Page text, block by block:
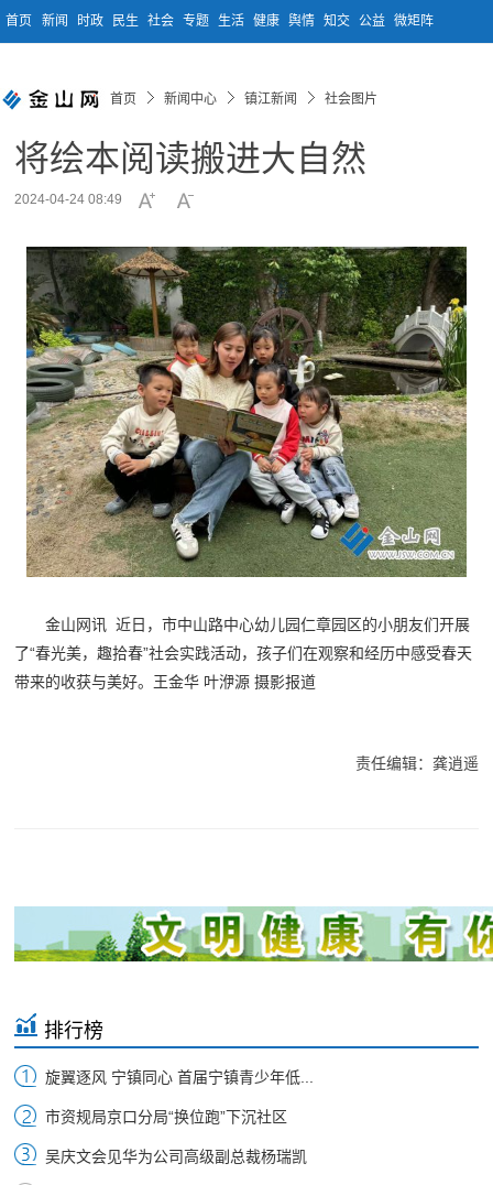
首页 新闻 时政 民生 社会 专题 生活 健康 舆情 知交 公益 微矩阵
首页 新闻中心 镇江新闻 社会图片
将绘本阅读搬进大自然
2024-04-24 08:49
金山网讯 近日，市中山路中心幼儿园仁章园区的小朋友们开展
了“春光美，趣拾春”社会实践活动，孩子们在观察和经历中感受春天
带来的收获与美好。王金华 叶洢源 摄影报道
责任编辑：龚逍遥
排行榜
旋翼逐风 宁镇同心 首届宁镇青少年低...
市资规局京口分局“换位跑”下沉社区
吴庆文会见华为公司高级副总裁杨瑞凯